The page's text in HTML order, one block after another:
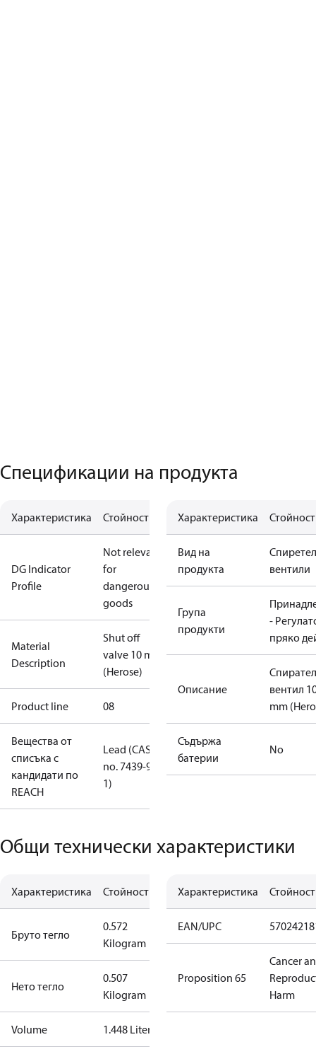
Спецификации на продукта
Характеристика Стойност
DG Indicator
Profile
Not relevant
for
dangerous
goods
Material
Description
Shut off
valve 10 mm
(Herose)
Product line 08
Вещества от
списъка с
кандидати по
REACH
Lead (CAS
no. 7439-92-
1)
Характеристика Стойност
Вид на
продукта
вентили
Група
продукти
-
пряко
Описание
вентил
mm
Съдържа
батерии
No
Общи технически характеристики
Характеристика Стойност
Бруто тегло
0.572
Kilogram
Нето тегло
0.507
Kilogram
Volume 1.448 Liter
Характеристика Стойност
EAN/UPC
Proposition 65
Cancer
Harm